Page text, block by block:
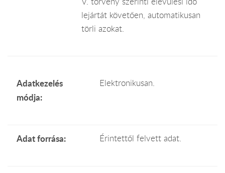
lejártát követően, automatikusan
törli azokat.
Adatkezelés
módja:
Elektronikusan.
Adat forrása: Érintettől felvett adat.